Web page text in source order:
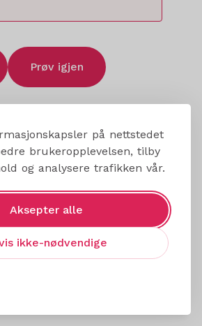
på nettstedet
brukeropplevelsen, tilby
og analysere trafikken vår.
Aksepter alle
ikke-nødvendige
Prøv igjen